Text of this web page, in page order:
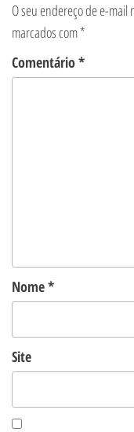
O seu endereço de e-mail
marcados com*
Comentário*
Nome*
Site